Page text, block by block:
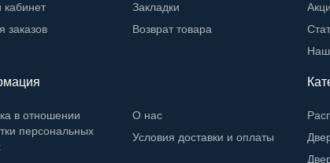
заказов
Закладки
Возврат товара
в отношении
персональных
О нас
Условия доставки и оплаты